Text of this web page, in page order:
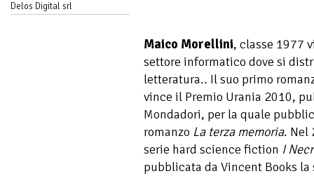
Delos Digital srl
Maico Morellini, classe 1977
settore informatico dove si
letteratura.. Il suo primo
vince il Premio Urania 2010,
Mondadori, per la quale
romanzo La terza memoria. Nel
serie hard science fiction I
pubblicata da Vincent Books